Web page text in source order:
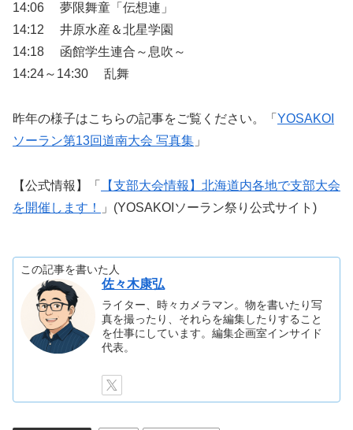
14:06 夢限舞童「伝想連」
14:12 井原水産＆北星学園
14:18 函館学生連合～息吹～
14:24～14:30 乱舞
昨年の様子はこちらの記事をご覧ください。「 YOSAKOI
ソーラン第13回道南大会 写真集 」
【公式情報】「
【支部大会情報】北海道内各地で支部大会
を開催します！
」(YOSAKOIソーラン祭り公式サイト)
この記事を書いた人
佐々木康弘
ライター、時々カメラマン。物を書いたり写
真を撮ったり、それらを編集したりすること
を仕事にしています。編集企画室インサイド
代表。